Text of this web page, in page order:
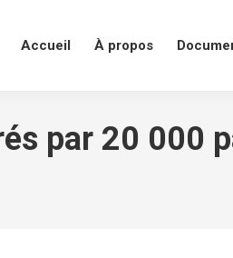
Accueil À propos
par 20 000